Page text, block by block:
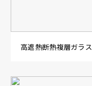
高遮熱断熱複層ガラス